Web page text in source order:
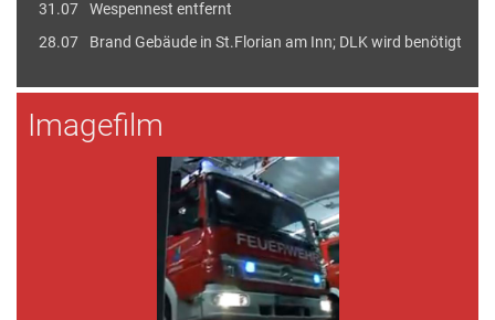
31.07
Wespennest entfernt
28.07
Brand Gebäude in St.Florian am Inn; DLK wird benötigt
Imagefilm